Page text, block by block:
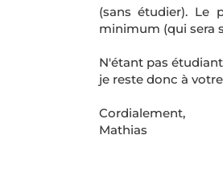
(sans étudier). Le
minimum (qui sera
N'étant pas
je reste donc à
Cordialement,
Mathias